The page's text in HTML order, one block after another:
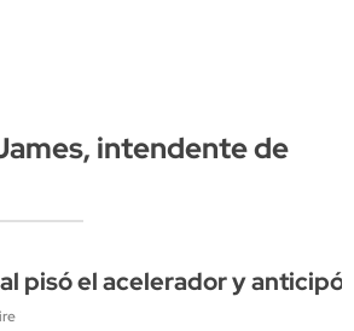
intendente de
pisó el acelerador y